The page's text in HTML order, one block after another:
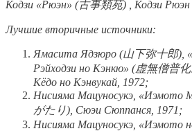
Кодзи «Рюэн» (古事類苑) , Кодзи Рюэн
Лучшие вторичные источники:
Ямасита Ядзюро (山下弥十郎),
Рэйходзи но Кэнкю» (虚無僧普
Кёдо но Кэнвукай, 1972;
Нисияма Мацуносукэ, «Иэмото
がたり), Сюэи Сюппанся, 1971;
Нисияма Мацуносукэ, «Иэмото